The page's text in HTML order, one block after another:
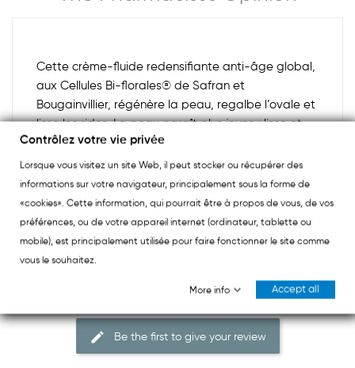
Cette crème-fluide redensifiante anti-âge global,
aux Cellules Bi-florales® de Safran et
Bougainvillier, régénère la peau, regalbe l’ovale et
lisse les rides. La peau paraît plus jeune : lisse et
dense, elle est comme repulpée. Son éclat naturel
est ravivé. Les pores sont resserrés.
Be the first to give your review
Contrôlez votre vie privée
Lorsque vous visitez un site Web, il peut stocker ou récupérer des
informations sur votre navigateur, principalement sous la forme de
«cookies». Cette information, qui pourrait être à propos de vous, de vos
préférences, ou de votre appareil internet (ordinateur, tablette ou
mobile), est principalement utilisée pour faire fonctionner le site comme
vous le souhaitez.
More info Accept all